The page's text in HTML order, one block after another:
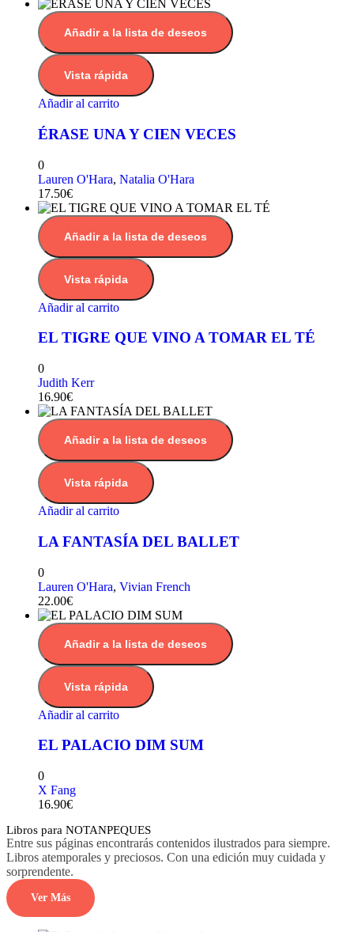
Añadir a la lista de deseos
Vista rápida
Añadir al carrito
ÉRASE UNA Y CIEN VECES
0
Lauren O'Hara, Natalia O'Hara
17.50€
Añadir a la lista de deseos
Vista rápida
Añadir al carrito
EL TIGRE QUE VINO A TOMAR EL TÉ
0
Judith Kerr
16.90€
Añadir a la lista de deseos
Vista rápida
Añadir al carrito
LA FANTASÍA DEL BALLET
0
Lauren O'Hara, Vivian French
22.00€
Añadir a la lista de deseos
Vista rápida
Añadir al carrito
EL PALACIO DIM SUM
0
X Fang
16.90€
Libros para NOTANPEQUES
Entre sus páginas encontrarás contenidos ilustrados para siempre.
Libros atemporales y preciosos. Con una edición muy cuidada y
sorprendente.
Ver Más